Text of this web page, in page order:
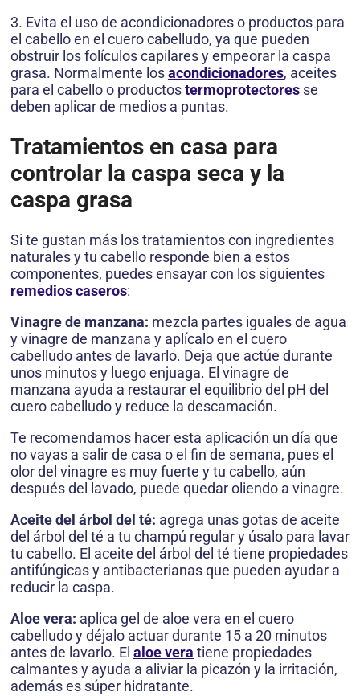
3. Evita el uso de acondicionadores o productos para
el cabello en el cuero cabelludo, ya que pueden
obstruir los folículos capilares y empeorar la caspa
grasa. Normalmente losacondicionadores, aceites
para el cabello o productostermoprotectores se
deben aplicar de medios a puntas.
Tratamientos en casa para
controlar la caspa seca y la
caspa grasa
Si te gustan más los tratamientos con ingredientes
naturales y tu cabello responde bien a estos
componentes, puedes ensayar con los siguientes
remedios caseros:
Vinagre de manzana: mezcla partes iguales de agua
y vinagre de manzana y aplícalo en el cuero
cabelludo antes de lavarlo. Deja que actúe durante
unos minutos y luego enjuaga. El vinagre de
manzana ayuda a restaurar el equilibrio del pH del
cuero cabelludo y reduce la descamación.
Te recomendamos hacer esta aplicación un día que
no vayas a salir de casa o el fin de semana, pues el
olor del vinagre es muy fuerte y tu cabello, aún
después del lavado, puede quedar oliendo a vinagre.
Aceite del árbol del té: agrega unas gotas de aceite
del árbol del té a tu champú regular y úsalo para lavar
tu cabello. El aceite del árbol del té tiene propiedades
antifúngicas y antibacterianas que pueden ayudar a
reducir la caspa.
Aloe vera: aplica gel de aloe vera en el cuero
cabelludo y déjalo actuar durante 15 a 20 minutos
antes de lavarlo. El aloe vera tiene propiedades
calmantes y ayuda a aliviar la picazón y la irritación,
además es súper hidratante.